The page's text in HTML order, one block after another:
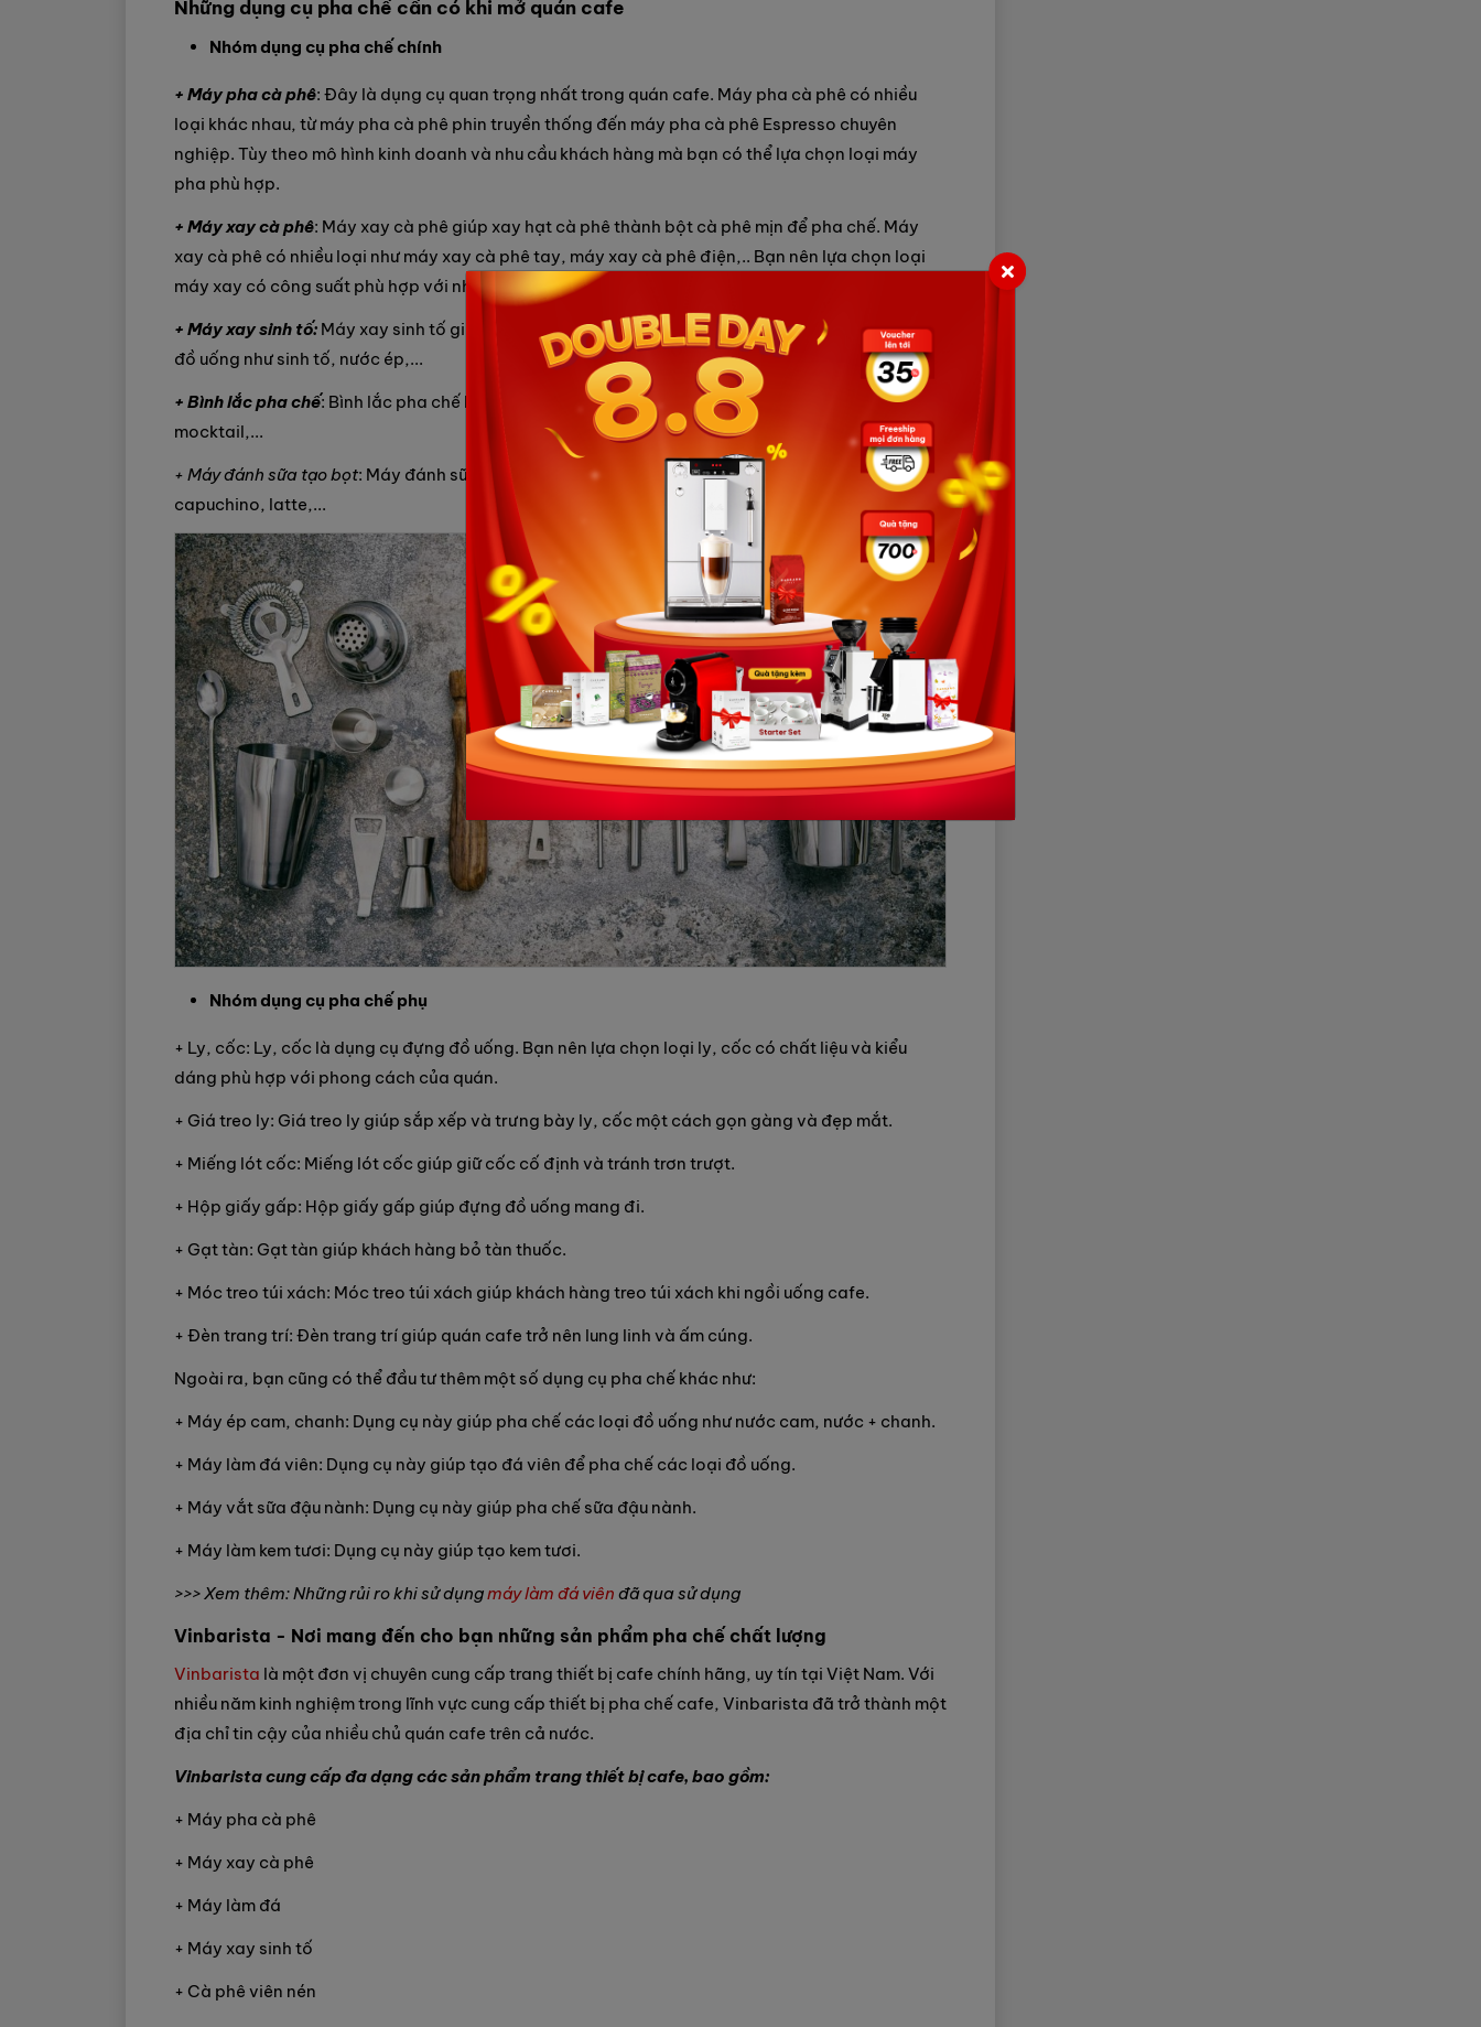
Những dụng cụ pha chế cần có khi mở quán cafe
Nhóm dụng cụ pha chế chính
+ Máy pha cà phê: Đây là dụng cụ quan trọng nhất trong quán cafe. Máy pha cà phê có nhiều
loại khác nhau, từ máy pha cà phê phin truyền thống đến máy pha cà phê Espresso chuyên
nghiệp. Tùy theo mô hình kinh doanh và nhu cầu khách hàng mà bạn có thể lựa chọn loại máy
pha phù hợp.
+ Máy xay cà phê: Máy xay cà phê giúp xay hạt cà phê thành bột cà phê mịn để pha chế. Máy
xay cà phê có nhiều loại như máy xay cà phê tay, máy xay cà phê điện,.. Bạn nên lựa chọn loại
máy xay có công suất phù hợp với nhu cầu sử dụng của quán.
+ Máy xay sinh tố: Máy xay sinh tố giúp xay nhuyễn các loại trái cây, rau củ để pha chế các loại
đồ uống như sinh tố, nước ép,...
+ Bình lắc pha chế: Bình lắc pha chế là dụng cụ cần thiết để pha chế các loại đồ uống cocktail,
mocktail,...
+ Máy đánh sữa tạo bọt: Máy đánh sữa tạo bọt giúp tạo bọt sữa để pha các loại đồ uống như
capuchino, latte,...
Nhóm dụng cụ pha chế phụ
+ Ly, cốc: Ly, cốc là dụng cụ đựng đồ uống. Bạn nên lựa chọn loại ly, cốc có chất liệu và kiểu
dáng phù hợp với phong cách của quán.
+ Giá treo ly: Giá treo ly giúp sắp xếp và trưng bày ly, cốc một cách gọn gàng và đẹp mắt.
+ Miếng lót cốc: Miếng lót cốc giúp giữ cốc cố định và tránh trơn trượt.
+ Hộp giấy gấp: Hộp giấy gấp giúp đựng đồ uống mang đi.
+ Gạt tàn: Gạt tàn giúp khách hàng bỏ tàn thuốc.
+ Móc treo túi xách: Móc treo túi xách giúp khách hàng treo túi xách khi ngồi uống cafe.
+ Đèn trang trí: Đèn trang trí giúp quán cafe trở nên lung linh và ấm cúng.
Ngoài ra, bạn cũng có thể đầu tư thêm một số dụng cụ pha chế khác như:
+ Máy ép cam, chanh: Dụng cụ này giúp pha chế các loại đồ uống như nước cam, nước + chanh.
+ Máy làm đá viên: Dụng cụ này giúp tạo đá viên để pha chế các loại đồ uống.
+ Máy vắt sữa đậu nành: Dụng cụ này giúp pha chế sữa đậu nành.
+ Máy làm kem tươi: Dụng cụ này giúp tạo kem tươi.
>>> Xem thêm: Những rủi ro khi sử dụngmáy làm đá viên đã qua sử dụng
Vinbarista - Nơi mang đến cho bạn những sản phẩm pha chế chất lượng
Vinbarista là một đơn vị chuyên cung cấp trang thiết bị cafe chính hãng, uy tín tại Việt Nam. Với
nhiều năm kinh nghiệm trong lĩnh vực cung cấp thiết bị pha chế cafe, Vinbarista đã trở thành một
địa chỉ tin cậy của nhiều chủ quán cafe trên cả nước.
Vinbarista cung cấp đa dạng các sản phẩm trang thiết bị cafe, bao gồm:
+ Máy pha cà phê
+ Máy xay cà phê
+ Máy làm đá
+ Máy xay sinh tố
+ Cà phê viên nén